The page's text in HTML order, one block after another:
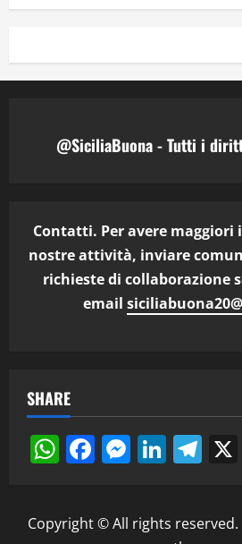
@SiciliaBuona - Tutti i
Contatti. Per avere
nostre attività, inviare
richieste di collaborazione
email
SHARE
WhatsApp
Facebook
Copyright © All rights reserved.